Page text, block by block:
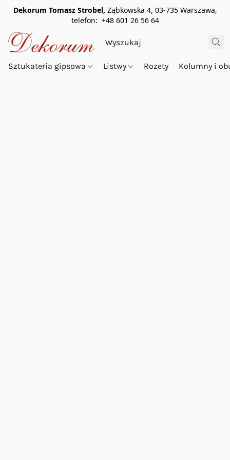
Dekorum Tomasz Strobel, Ząbkowska 4, 03-735 Warszawa,
telefon: +48 601 26 56 64
Sztukateria gipsowa Listwy Rozety Kolumny i